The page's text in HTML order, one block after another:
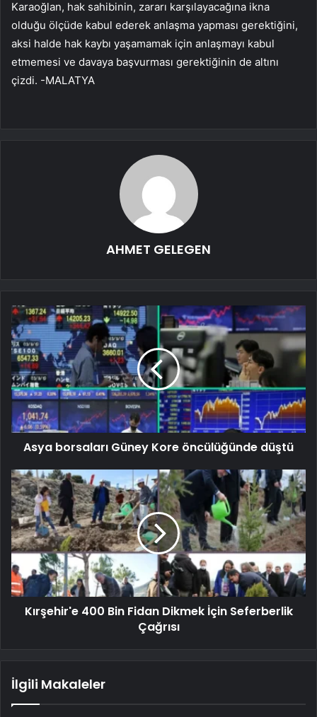
Karaoğlan, hak sahibinin, zararı karşılayacağına ikna
olduğu ölçüde kabul ederek anlaşma yapması gerektiğini,
aksi halde hak kaybı yaşamamak için anlaşmayı kabul
etmemesi ve davaya başvurması gerektiğinin de altını
çizdi. -MALATYA
AHMET GELEGEN
Asya borsaları Güney Kore öncülüğünde düştü
Kırşehir'e 400 Bin Fidan Dikmek İçin Seferberlik
Çağrısı
İlgili Makaleler